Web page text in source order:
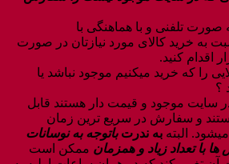
صورت تلفنی و با هماهنگی با
به خرید کالای مورد نیازتان در صورت
اقدام کنید.
را که خرید میکنیم موجود نباشد یا
؟
در سایت موجود و قیمت دار هستند قابل
و سفارش در سریع ترین زمان
البته به ندرتباتوجه به نوسانات
با تعداد زیاد و همزمان ممکن است